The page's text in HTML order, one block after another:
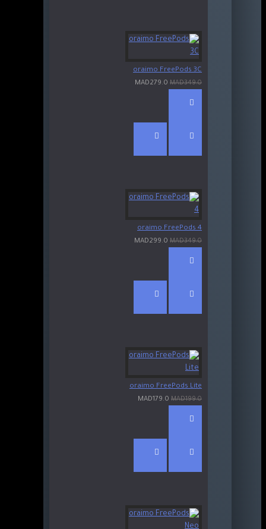
oraimo FreePods 3C
MAD279.0 MAD349.0
oraimo FreePods 4
MAD299.0 MAD349.0
oraimo FreePods Lite
MAD179.0 MAD199.0